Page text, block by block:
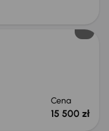
Cena
15 500 zł